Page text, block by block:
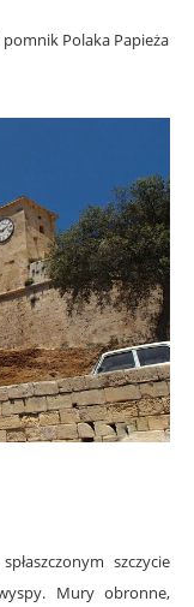
Polaka Papieża
szczycie
Mury obronne,